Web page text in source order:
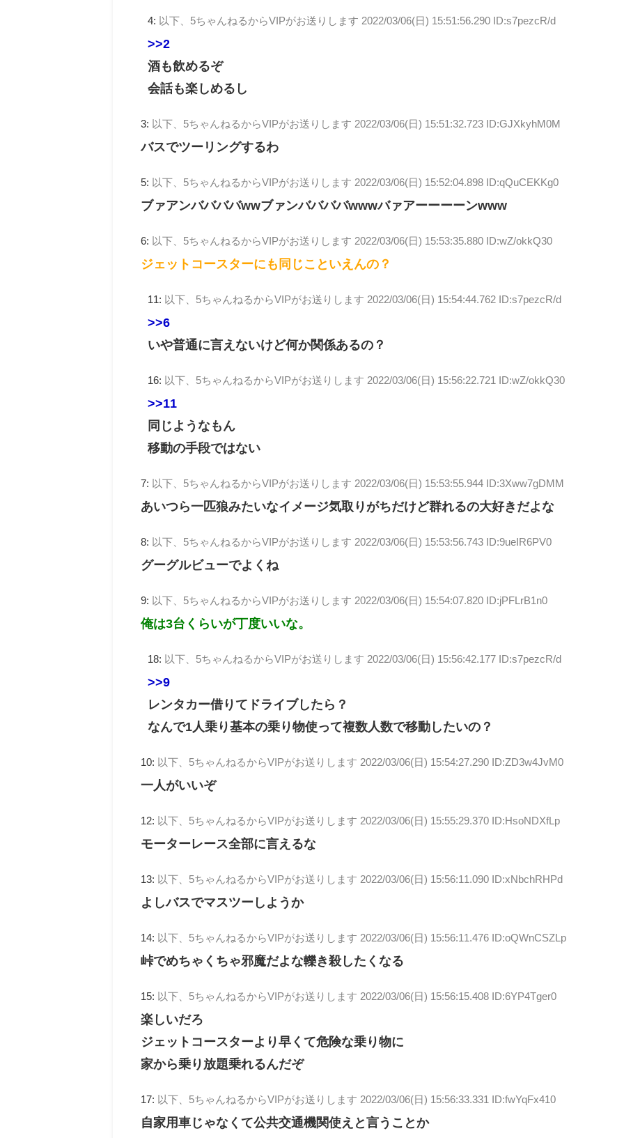
4: 以下、5ちゃんねるからVIPがお送りします 2022/03/06(日) 15:51:56.290 ID:s7pezcR/d
>>2
酒も飲めるぞ
会話も楽しめるし
3: 以下、5ちゃんねるからVIPがお送りします 2022/03/06(日) 15:51:32.723 ID:GJXkyhM0M
バスでツーリングするわ
5: 以下、5ちゃんねるからVIPがお送りします 2022/03/06(日) 15:52:04.898 ID:qQuCEKKg0
ブァアンババババwwブァンババババwwwバァアーーーーンwww
6: 以下、5ちゃんねるからVIPがお送りします 2022/03/06(日) 15:53:35.880 ID:wZ/okkQ30
ジェットコースターにも同じこといえんの？
11: 以下、5ちゃんねるからVIPがお送りします 2022/03/06(日) 15:54:44.762 ID:s7pezcR/d
>>6
いや普通に言えないけど何か関係あるの？
16: 以下、5ちゃんねるからVIPがお送りします 2022/03/06(日) 15:56:22.721 ID:wZ/okkQ30
>>11
同じようなもん
移動の手段ではない
7: 以下、5ちゃんねるからVIPがお送りします 2022/03/06(日) 15:53:55.944 ID:3Xww7gDMM
あいつら一匹狼みたいなイメージ気取りがちだけど群れるの大好きだよな
8: 以下、5ちゃんねるからVIPがお送りします 2022/03/06(日) 15:53:56.743 ID:9ueIR6PV0
グーグルビューでよくね
9: 以下、5ちゃんねるからVIPがお送りします 2022/03/06(日) 15:54:07.820 ID:jPFLrB1n0
俺は3台くらいが丁度いいな。
18: 以下、5ちゃんねるからVIPがお送りします 2022/03/06(日) 15:56:42.177 ID:s7pezcR/d
>>9
レンタカー借りてドライブしたら？
なんで1人乗り基本の乗り物使って複数人数で移動したいの？
10: 以下、5ちゃんねるからVIPがお送りします 2022/03/06(日) 15:54:27.290 ID:ZD3w4JvM0
一人がいいぞ
12: 以下、5ちゃんねるからVIPがお送りします 2022/03/06(日) 15:55:29.370 ID:HsoNDXfLp
モーターレース全部に言えるな
13: 以下、5ちゃんねるからVIPがお送りします 2022/03/06(日) 15:56:11.090 ID:xNbchRHPd
よしバスでマスツーしようか
14: 以下、5ちゃんねるからVIPがお送りします 2022/03/06(日) 15:56:11.476 ID:oQWnCSZLp
峠でめちゃくちゃ邪魔だよな轢き殺したくなる
15: 以下、5ちゃんねるからVIPがお送りします 2022/03/06(日) 15:56:15.408 ID:6YP4Tger0
楽しいだろ
ジェットコースターより早くて危険な乗り物に
家から乗り放題乗れるんだぞ
17: 以下、5ちゃんねるからVIPがお送りします 2022/03/06(日) 15:56:33.331 ID:fwYqFx410
自家用車じゃなくて公共交通機関使えと言うことか